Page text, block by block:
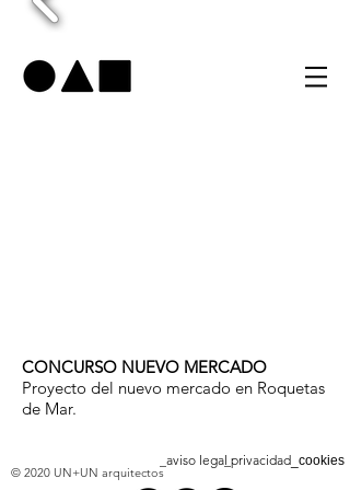
CONCURSO NUEVO MERCADO
Proyecto del nuevo mercado en Roquetas
de Mar.
© 2020 UN+UN arquitectos
_aviso legal_privacidad _cookies